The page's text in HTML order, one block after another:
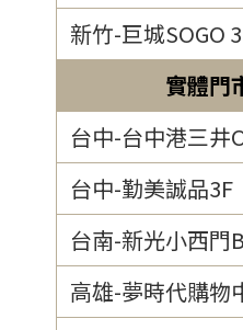
新竹-巨城SOGO
實體門
台中-台中港三井
台中-勤美誠品3F
台南-新光小西門
高雄-夢時代購物